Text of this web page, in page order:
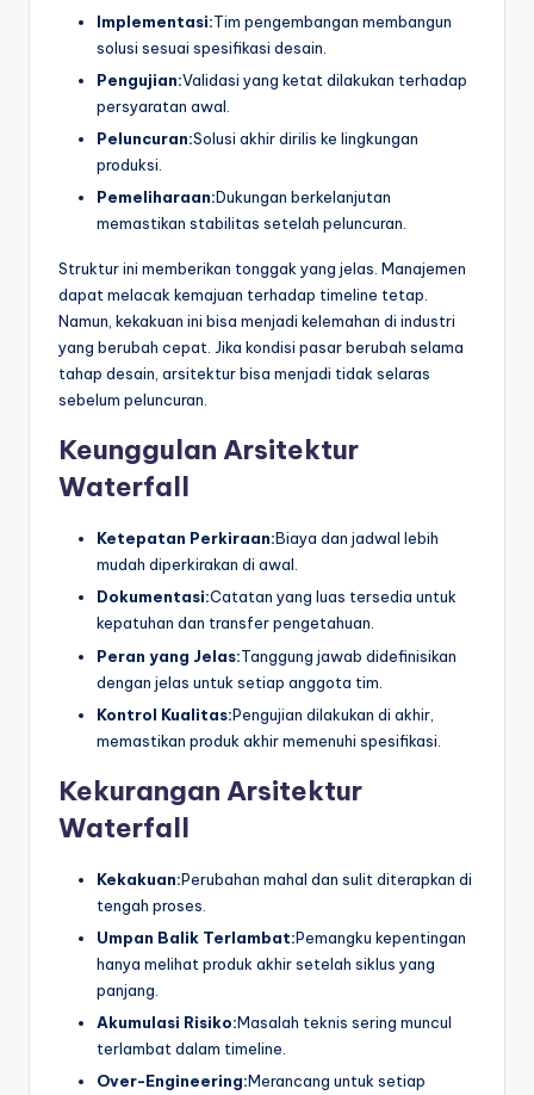
Implementasi:Tim pengembangan membangun
solusi sesuai spesifikasi desain.
Pengujian:Validasi yang ketat dilakukan terhadap
persyaratan awal.
Peluncuran:Solusi akhir dirilis ke lingkungan
produksi.
Pemeliharaan:Dukungan berkelanjutan
memastikan stabilitas setelah peluncuran.
Struktur ini memberikan tonggak yang jelas. Manajemen
dapat melacak kemajuan terhadap timeline tetap.
Namun, kekakuan ini bisa menjadi kelemahan di industri
yang berubah cepat. Jika kondisi pasar berubah selama
tahap desain, arsitektur bisa menjadi tidak selaras
sebelum peluncuran.
Keunggulan Arsitektur
Waterfall
Ketepatan Perkiraan:Biaya dan jadwal lebih
mudah diperkirakan di awal.
Dokumentasi:Catatan yang luas tersedia untuk
kepatuhan dan transfer pengetahuan.
Peran yang Jelas:Tanggung jawab didefinisikan
dengan jelas untuk setiap anggota tim.
Kontrol Kualitas:Pengujian dilakukan di akhir,
memastikan produk akhir memenuhi spesifikasi.
Kekurangan Arsitektur
Waterfall
Kekakuan:Perubahan mahal dan sulit diterapkan di
tengah proses.
Umpan Balik Terlambat:Pemangku kepentingan
hanya melihat produk akhir setelah siklus yang
panjang.
Akumulasi Risiko:Masalah teknis sering muncul
terlambat dalam timeline.
Over-Engineering:Merancang untuk setiap